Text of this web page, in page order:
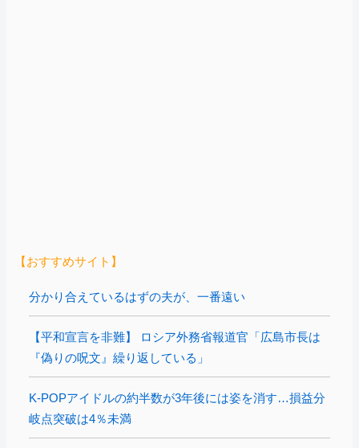
【おすすめサイト】
分かり合えているはずの夫が、一番遠い
【平和宣言を非難】 ロシア外務省報道官「広島市長は
『偽りの呪文』繰り返している」
K-POPアイドルの約半数が3年後には姿を消す…損益分
岐点突破は4％未満